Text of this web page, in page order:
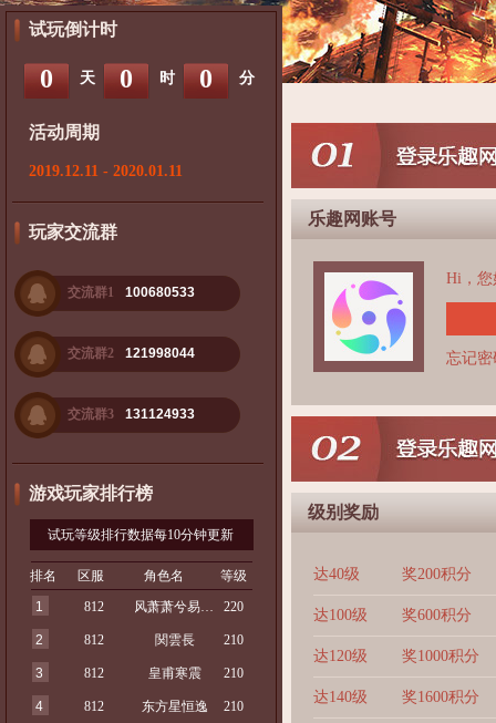
试玩倒计时
0 天 0 时 0 分
活动周期
2019.12.11 - 2020.01.11
玩家交流群
交流群1 100680533
交流群2 121998044
交流群3 131124933
游戏玩家排行榜
试玩等级排行数据每10分钟更新
排名 区服 角色名
等级
1
812 风萧萧兮易水寒 220
2 812 関雲長 210
3 812 皇甫寒震 210
4 812 东方星恒逸 210
乐趣网账号
Hi，您
忘记密
级别奖励
达40级 奖200积分
达100级 奖600积分
达120级 奖1000积分
达140级 奖1600积分